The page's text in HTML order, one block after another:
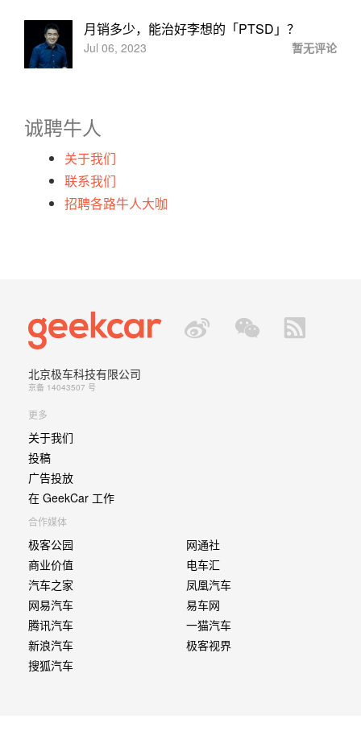
月销多少，能治好李想的「PTSD」？
Jul 06, 2023 暂无评论
诚聘牛人
关于我们
联系我们
招聘各路牛人大咖
北京极车科技有限公司
京备 14043507 号
更多
关于我们
投稿
广告投放
在 GeekCar 工作
合作媒体
极客公园
商业价值
汽车之家
网易汽车
腾讯汽车
新浪汽车
搜狐汽车
网通社
电车汇
凤凰汽车
易车网
一猫汽车
极客视界